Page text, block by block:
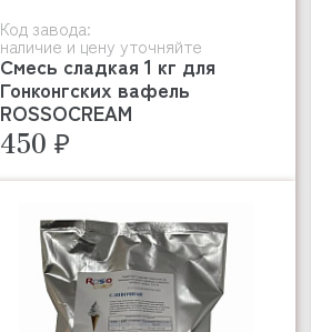
Код завода:
наличие и цену уточняйте
Смесь сладкая 1 кг для
Гонконгских вафель
ROSSOCREAM
450 ₽